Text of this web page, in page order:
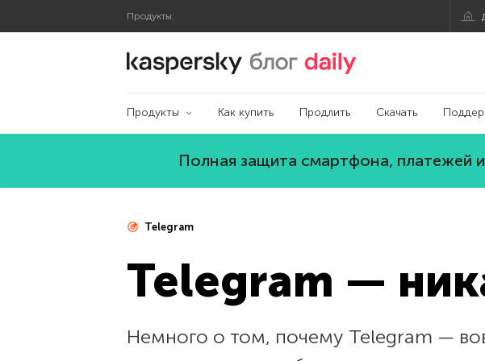
Продукты:
Блог Касперского
Продукты Как купить Продлить Скачать
Полная защита смартфона, платежей
Telegram
Telegram —
Немного о том, почему Telegram —